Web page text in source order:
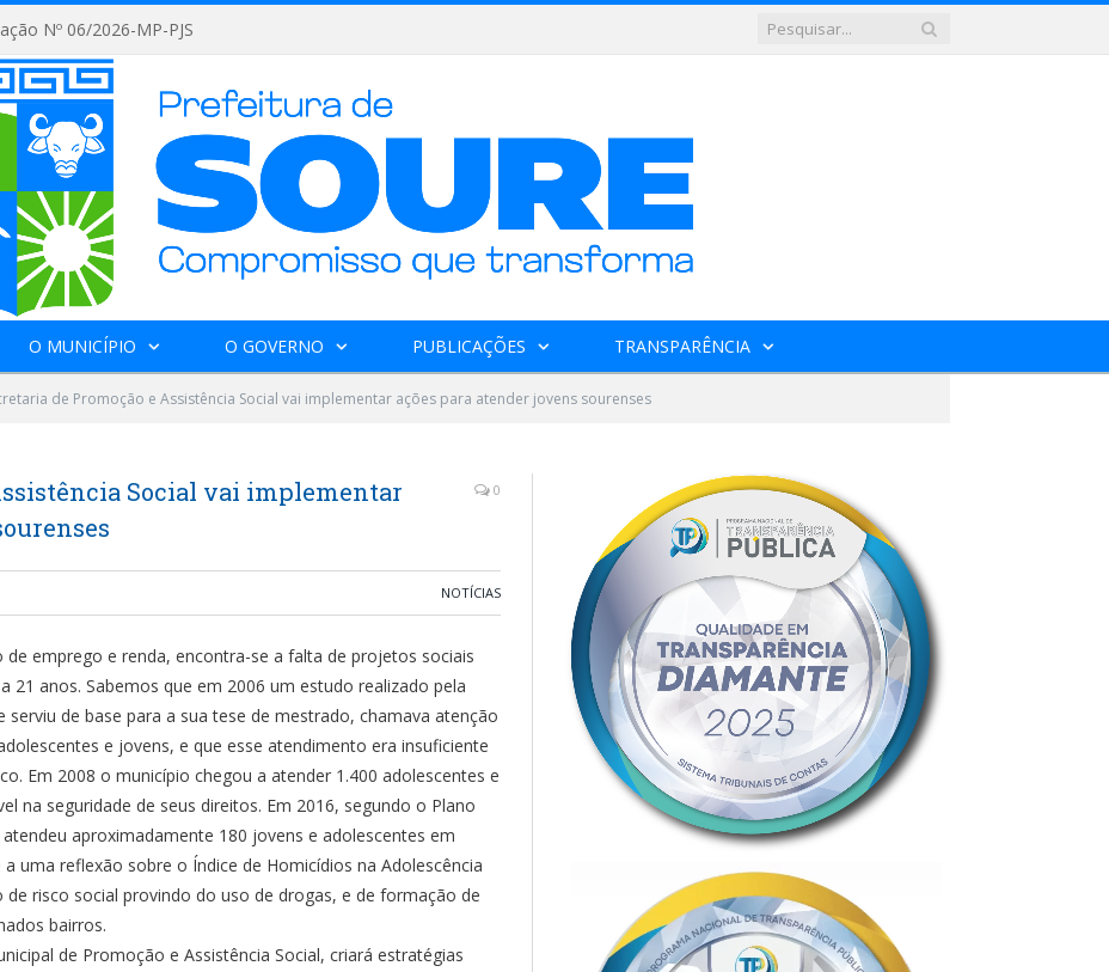
Nº 06/2026-MP-PJS
O MUNICÍPIO O GOVERNO PUBLICAÇÕES TRANSPARÊNCIA
de Promoção e Assistência Social vai implementar ações para atender jovens sourenses
Social vai implementar
0
NOTÍCIAS
emprego e renda, encontra-se a falta de projetos sociais
21 anos. Sabemos que em 2006 um estudo realizado pela
de base para a sua tese de mestrado, chamava atenção
e jovens, e que esse atendimento era insuficiente
Em 2008 o município chegou a atender 1.400 adolescentes e
na seguridade de seus direitos. Em 2016, segundo o Plano
aproximadamente 180 jovens e adolescentes em
uma reflexão sobre o Índice de Homicídios na Adolescência
risco social provindo do uso de drogas, e de formação de
bairros.
de Promoção e Assistência Social, criará estratégias